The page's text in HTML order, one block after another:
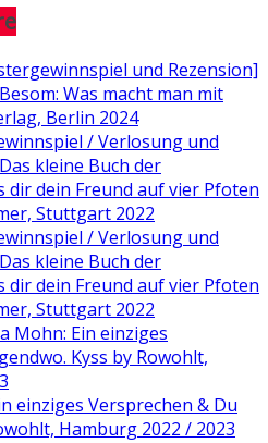
und Rezension]
Was macht man mit
Berlin 2024
/ Verlosung und
kleine Buch der
dir dein Freund auf vier Pfoten
Stuttgart 2022
/ Verlosung und
kleine Buch der
dir dein Freund auf vier Pfoten
Stuttgart 2022
Mohn: Ein einziges
Kyss by Rowohlt,
einziges Versprechen & Du
Hamburg 2022 / 2023